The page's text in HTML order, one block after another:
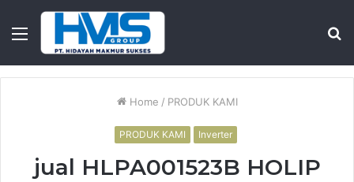
Menu
Home / PRODUK KAMI
PRODUK KAMI Inverter
jual HLPA001523B HOLIP